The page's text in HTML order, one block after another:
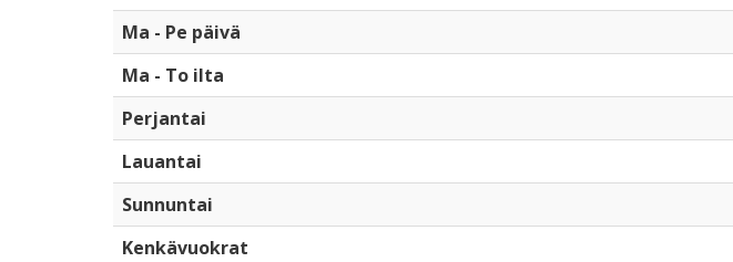
Ma - Pe päivä
Ma - To ilta
Perjantai
Lauantai
Sunnuntai
Kenkävuokrat